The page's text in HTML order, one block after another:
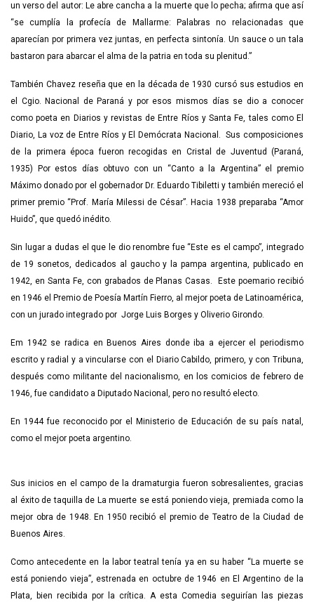
un verso del autor: Le abre cancha a la muerte que lo pecha; afirma que así
“se cumplía la profecía de Mallarme: Palabras no relacionadas que
aparecían por primera vez juntas, en perfecta sintonía. Un sauce o un tala
bastaron para abarcar el alma de la patria en toda su plenitud.”
También Chavez reseña que en la década de 1930 cursó sus estudios en
el Cgio. Nacional de Paraná y por esos mismos días se dio a conocer
como poeta en Diarios y revistas de Entre Ríos y Santa Fe, tales como El
Diario, La voz de Entre Ríos y El Demócrata Nacional. Sus composiciones
de la primera época fueron recogidas en Cristal de Juventud (Paraná,
1935) Por estos días obtuvo con un “Canto a la Argentina” el premio
Máximo donado por el gobernador Dr. Eduardo Tibiletti y también mereció el
primer premio “Prof. María Milessi de César”. Hacia 1938 preparaba “Amor
Huido”, que quedó inédito.
Sin lugar a dudas el que le dio renombre fue “Este es el campo”, integrado
de 19 sonetos, dedicados al gaucho y la pampa argentina, publicado en
1942, en Santa Fe, con grabados de Planas Casas. Este poemario recibió
en 1946 el Premio de Poesía Martín Fierro, al mejor poeta de Latinoamérica,
con un jurado integrado por Jorge Luis Borges y Oliverio Girondo.
Em 1942 se radica en Buenos Aires donde iba a ejercer el periodismo
escrito y radial y a vincularse con el Diario Cabildo, primero, y con Tribuna,
después como militante del nacionalismo, en los comicios de febrero de
1946, fue candidato a Diputado Nacional, pero no resultó electo.
En 1944 fue reconocido por el Ministerio de Educación de su país natal,
como el mejor poeta argentino.
Sus inicios en el campo de la dramaturgia fueron sobresalientes, gracias
al éxito de taquilla de La muerte se está poniendo vieja, premiada como la
mejor obra de 1948. En 1950 recibió el premio de Teatro de la Ciudad de
Buenos Aires.
Como antecedente en la labor teatral tenía ya en su haber “La muerte se
está poniendo vieja”, estrenada en octubre de 1946 en El Argentino de la
Plata, bien recibida por la crítica. A esta Comedia seguirían las piezas